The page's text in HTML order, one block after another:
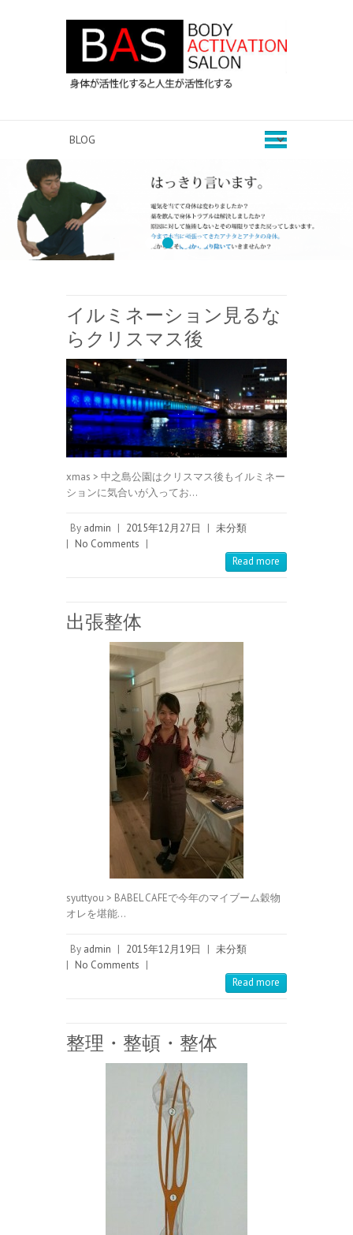
1 2 3 4
イルミネーション見るな
らクリスマス後
xmas > 中之島公園はクリスマス後もイルミネー
ションに気合いが入ってお…
By admin | 2015年12月27日 | 未分類
| No Comments |
Read more
出張整体
syuttyou > BABEL CAFEで今年のマイブーム穀物
オレを堪能…
By admin | 2015年12月19日 | 未分類
| No Comments |
Read more
整理・整頓・整体